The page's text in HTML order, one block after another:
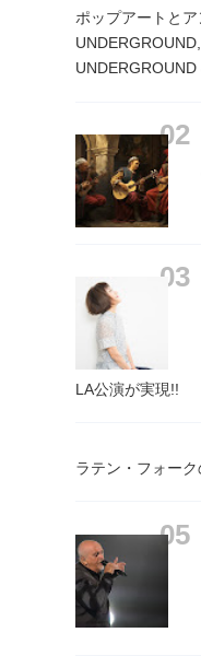
ポップアートと
UNDERGROUND
LA公演が実現!!
ラテン・フォー